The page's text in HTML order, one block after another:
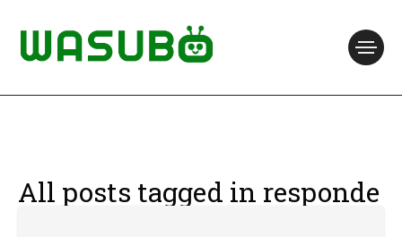
All posts tagged in responde